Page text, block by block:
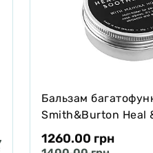
Бальзам
Smith&Burton Heal
собак і котів
65 г
1260.00 грн